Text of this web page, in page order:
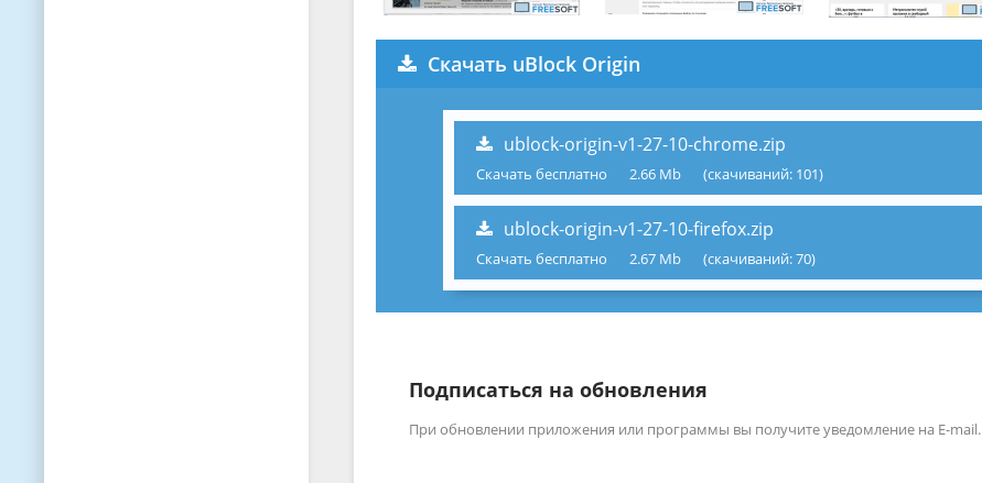
Скачать uBlock Origin
ublock-origin-v1-27-10-chrome.zip
Скачать бесплатно 2.66 Mb (cкачиваний: 101)
ublock-origin-v1-27-10-firefox.zip
Скачать бесплатно 2.67 Mb (cкачиваний: 70)
Подписаться на обновления
При обновлении приложения или программы вы получите уведомление на E-mail.